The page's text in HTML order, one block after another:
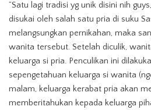
”Satu lagi tradisi yg unik disini nih
disukai oleh salah satu pria di suku
melangsungkan pernikahan, maka
wanita tersebut. Setelah diculik,
keluarga si pria. Penculikan ini
sepengetahuan keluarga si wanita
malam, keluarga kerabat pria akan
memberitahukan kepada keluarga